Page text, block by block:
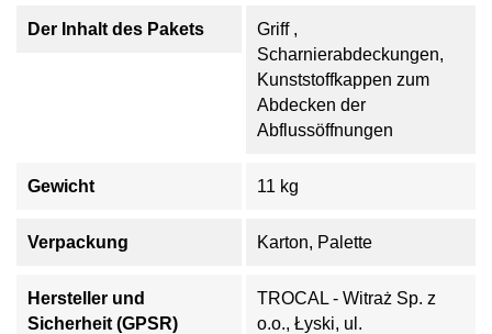
Der Inhalt des Pakets
Griff ,
Scharnierabdeckungen,
Kunststoffkappen zum
Abdecken der
Abflussöffnungen
Gewicht 11 kg
Verpackung Karton, Palette
Hersteller und
Sicherheit (GPSR)
TROCAL - Witraż Sp. z
o.o., Łyski, ul.